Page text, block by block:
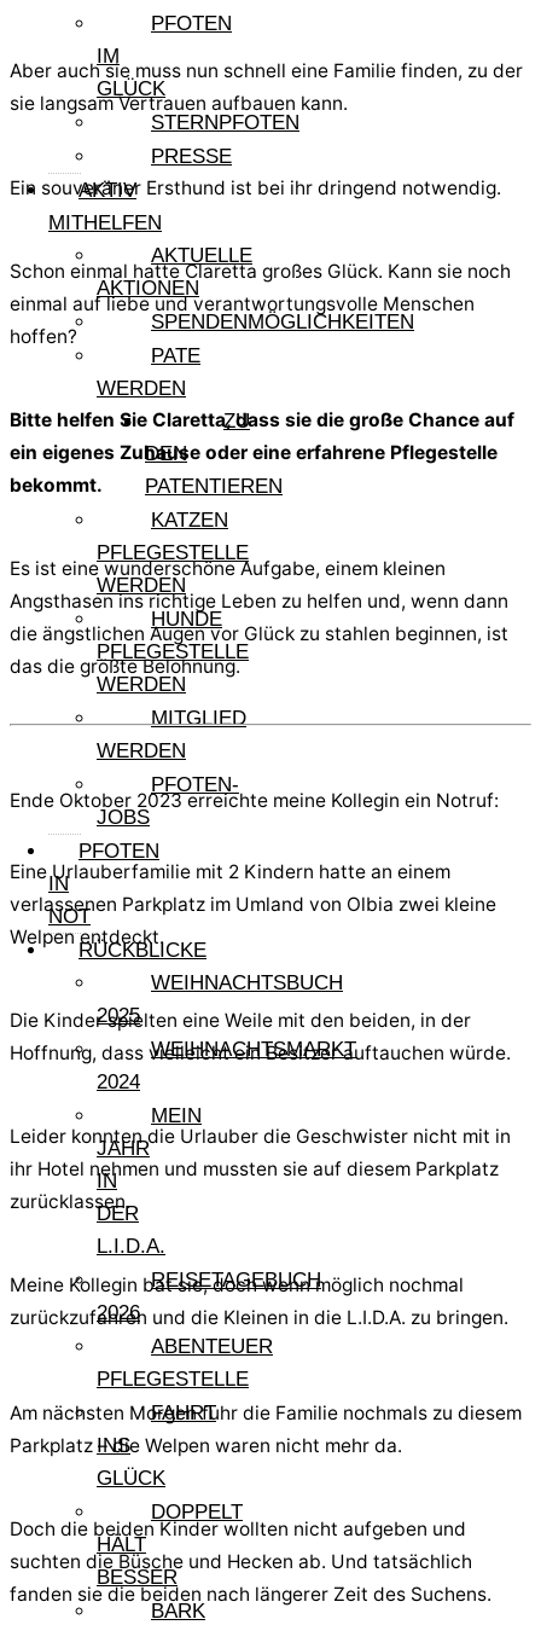
PFOTEN
IM
GLÜCK
STERNPFOTEN
PRESSE
AKTIV
MITHELFEN
AKTUELLE
AKTIONEN
SPENDENMÖGLICHKEITEN
PATE
WERDEN
ZU
DEN
PATENTIEREN
KATZEN
PFLEGESTELLE
WERDEN
HUNDE
PFLEGESTELLE
WERDEN
MITGLIED
WERDEN
PFOTEN-
JOBS
PFOTEN
IN
NOT
RÜCKBLICKE
WEIHNACHTSBUCH
2025
WEIHNACHTSMARKT
2024
MEIN
JAHR
IN
DER
L.I.D.A.
REISETAGEBUCH
2026
ABENTEUER
PFLEGESTELLE
FAHRT
INS
GLÜCK
DOPPELT
HÄLT
BESSER
BARK
Aber auch sie muss nun schnell eine Familie finden, zu der
sie langsam Vertrauen aufbauen kann.
Ein souveräner Ersthund ist bei ihr dringend notwendig.
Schon einmal hatte Claretta großes Glück. Kann sie noch
einmal auf liebe und verantwortungsvolle Menschen
hoffen?
Bitte helfen Sie Claretta, dass sie die große Chance auf
ein eigenes Zuhause oder eine erfahrene Pflegestelle
bekommt.
Es ist eine wunderschöne Aufgabe, einem kleinen
Angsthasen ins richtige Leben zu helfen und, wenn dann
die ängstlichen Augen vor Glück zu stahlen beginnen, ist
das die größte Belohnung.
Ende Oktober 2023 erreichte meine Kollegin ein Notruf:
Eine Urlauberfamilie mit 2 Kindern hatte an einem
verlassenen Parkplatz im Umland von Olbia zwei kleine
Welpen entdeckt.
Die Kinder spielten eine Weile mit den beiden, in der
Hoffnung, dass vielleicht ein Besitzer auftauchen würde.
Leider konnten die Urlauber die Geschwister nicht mit in
ihr Hotel nehmen und mussten sie auf diesem Parkplatz
zurücklassen.
Meine Kollegin bat sie, doch wenn möglich nochmal
zurückzufahren und die Kleinen in die L.I.D.A. zu bringen.
Am nächsten Morgen fuhr die Familie nochmals zu diesem
Parkplatz – die Welpen waren nicht mehr da.
Doch die beiden Kinder wollten nicht aufgeben und
suchten die Büsche und Hecken ab. Und tatsächlich
fanden sie die beiden nach längerer Zeit des Suchens.